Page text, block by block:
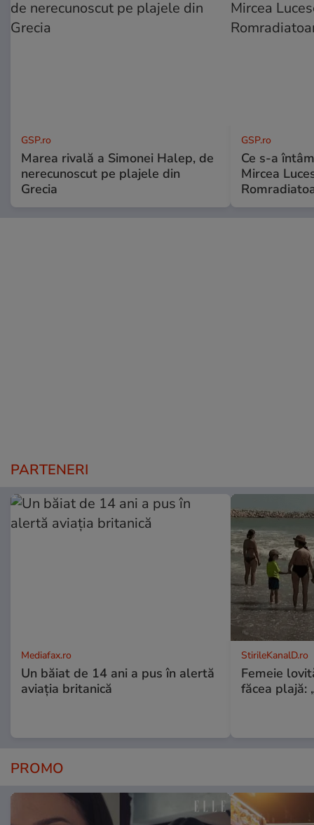
GSP.ro
Marea rivală a Simonei Halep, de
nerecunoscut pe plajele din
Grecia
GSP.ro
Ce s-a
Mircea
PARTENERI
Mediafax.ro
Un băiat de 14 ani a pus în alertă
aviația britanică
StirileKanalD.ro
Femeie
făcea plajă:
PROMO